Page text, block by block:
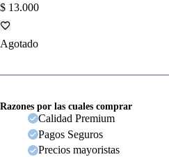
$ 13.000
Agotado
Razones por las cuales comprar
Calidad Premium
Pagos Seguros
Precios mayoristas